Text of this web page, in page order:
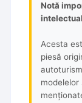
Notă
Acesta
piesă